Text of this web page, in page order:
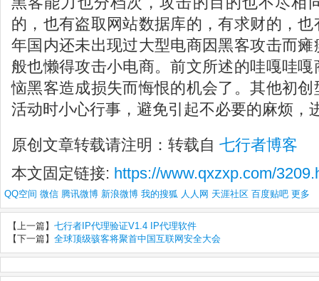
的，也有盗取网站数据库的，有求财的，
年国内还未出现过大型电商因黑客攻击而
般也懒得攻击小电商。前文所述的哇嘎哇
恼黑客造成损失而悔恨的机会了。其他初
活动时小心行事，避免引起不必要的麻烦，
原创文章转载请注明：转载自 七行者博客
本文固定链接: https://www.qxzxp.com/
QQ空间 微信 腾讯微博 新浪微博 我的搜狐 人人网 天涯社区 百度贴吧 更多
【上一篇】 七行者IP代理验证V1.4 IP代理软件
【下一篇】 全球顶级骇客将聚首中国互联网安全大会